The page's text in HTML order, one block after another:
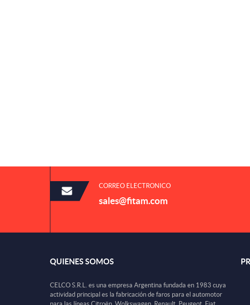
CORREO ELECTRONICO
sales@fitam.com
QUIENES SOMOS
CELCO S.R.L. es una empresa Argentina fundada en 1983 cuya
actividad principal es la fabricación de faros para el automotor